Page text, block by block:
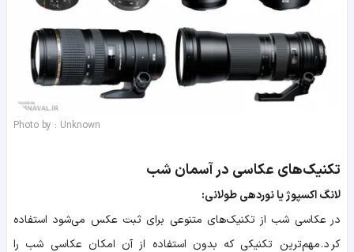
Photo by : Unknown
تکنیک‌های عکاسی در آسمان شب
لانگ اکسپوژ یا نوردهی طولانی:
در عکاسی شب از تکنیک‌های متنوعی برای ثبت عکس می‌شود استفاده
کرد.مهم‌ترین تکنیکی که بدون استفاده از آن امکان عکاسی شب را